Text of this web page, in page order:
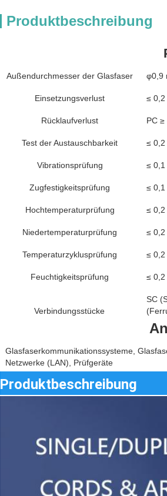
Produktbeschreibung
Außendurchmesser der Glasfaser φ0,9
Einsetzungsverlust ≤ 0,2
Rücklaufverlust PC ≥
Test der Austauschbarkeit ≤ 0,2
Vibrationsprüfung ≤ 0,1
Zugfestigkeitsprüfung ≤
Hochtemperaturprüfung ≤ 0,2
Niedertemperaturprüfung ≤ 0,2
Temperaturzyklusprüfung ≤ 0,2
Feuchtigkeitsprüfung ≤ 0,2
Verbindungsstücke
SC
Glasfaserkommunikationssysteme,
Netzwerke (LAN), Prüfgeräte
Produktbeschreibung